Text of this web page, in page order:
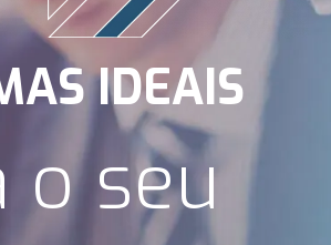
IDEAIS
o seu